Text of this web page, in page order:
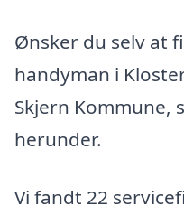
Ønsker du selv at
handyman i
Skjern Kommune,
herunder.
Vi fandt 22